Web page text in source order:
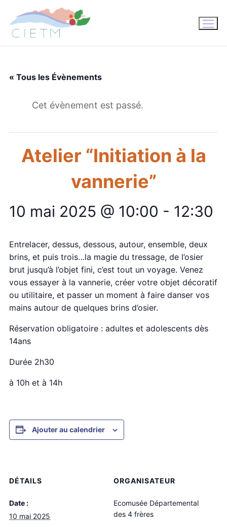
contenu
« Tous les Évènements
Cet évènement est passé.
Atelier “Initiation à la
vannerie”
10 mai 2025 @ 10:00 - 12:30
Entrelacer, dessus, dessous, autour, ensemble, deux
brins, et puis trois…la magie du tressage, de l’osier
brut jusqu’à l’objet fini, c’est tout un voyage. Venez
vous essayer à la vannerie, créer votre objet décoratif
ou utilitaire, et passer un moment à faire danser vos
mains autour de quelques brins d’osier.
Réservation obligatoire : adultes et adolescents dès
14ans
Durée 2h30
à 10h et à 14h
Ajouter au calendrier
DÉTAILS
Date :
10 mai 2025
ORGANISATEUR
Ecomusée Départemental
des 4 frères